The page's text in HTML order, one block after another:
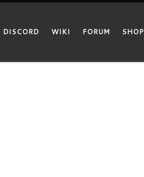
DISCORD WIKI FORUM SHOP